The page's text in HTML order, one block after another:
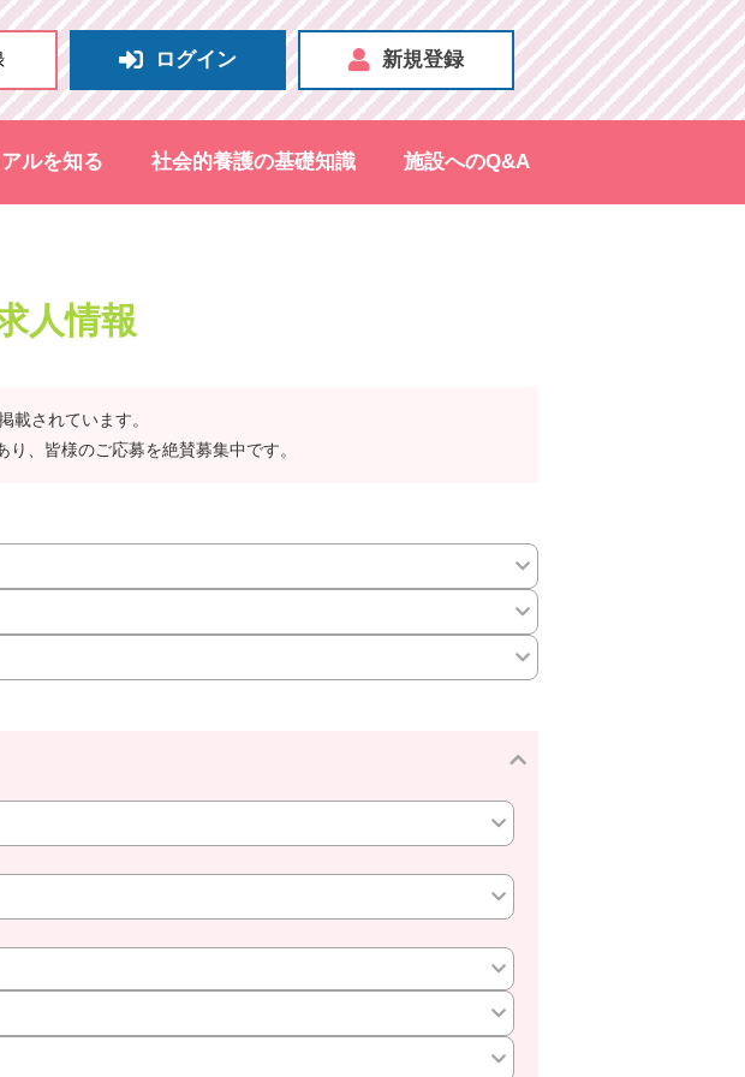
ログイン 新規登録
ルを知る 社会的養護の基礎知識 施設へのQ&A
人情報
載されています。
、皆様のご応募を絶賛募集中です。